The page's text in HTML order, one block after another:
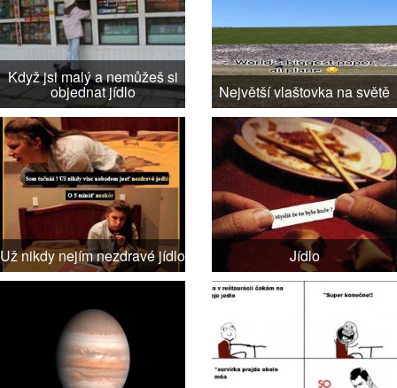
Když jsi malý a nemůžeš si
objednat jídlo Největší vlaštovka na světě
Už nikdy nejím nezdravé jídlo Jídlo